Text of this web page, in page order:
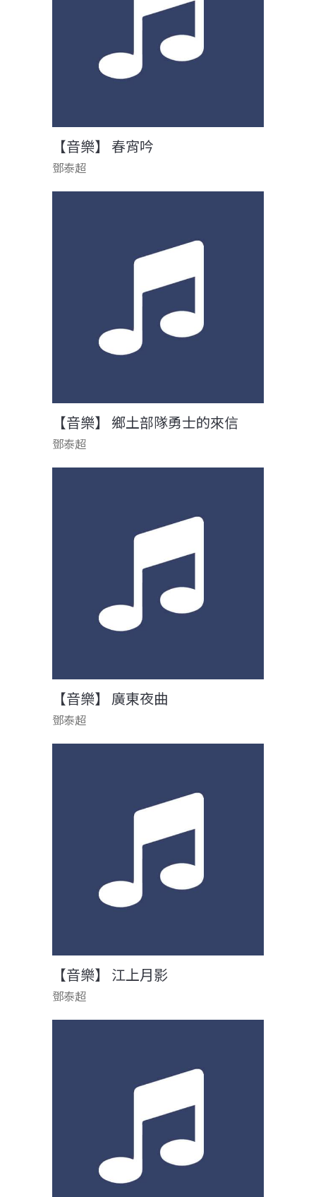
【音樂】 春宵吟
鄧泰超
【音樂】 鄉土部隊勇士的來信
鄧泰超
【音樂】 廣東夜曲
鄧泰超
【音樂】 江上月影
鄧泰超